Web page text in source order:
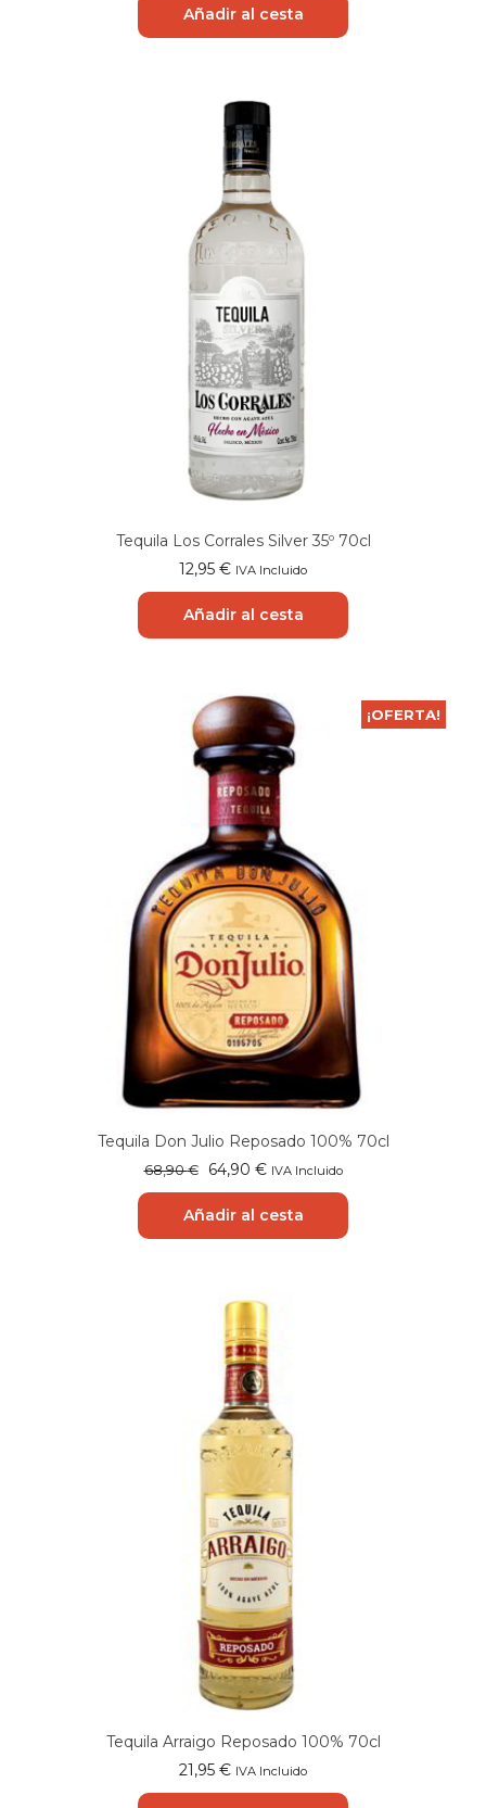
Añadir al cesta
Tequila Los Corrales Silver 35º 70cl
12,95 € IVA Incluido
Añadir al cesta
¡OFERTA!
Tequila Don Julio Reposado 100% 70cl
68,90€
El
precio
original
era:
64,90 €El
precio
actual
es:
IVA Incluido
Añadir al cesta
Tequila Arraigo Reposado 100% 70cl
21,95 € IVA Incluido